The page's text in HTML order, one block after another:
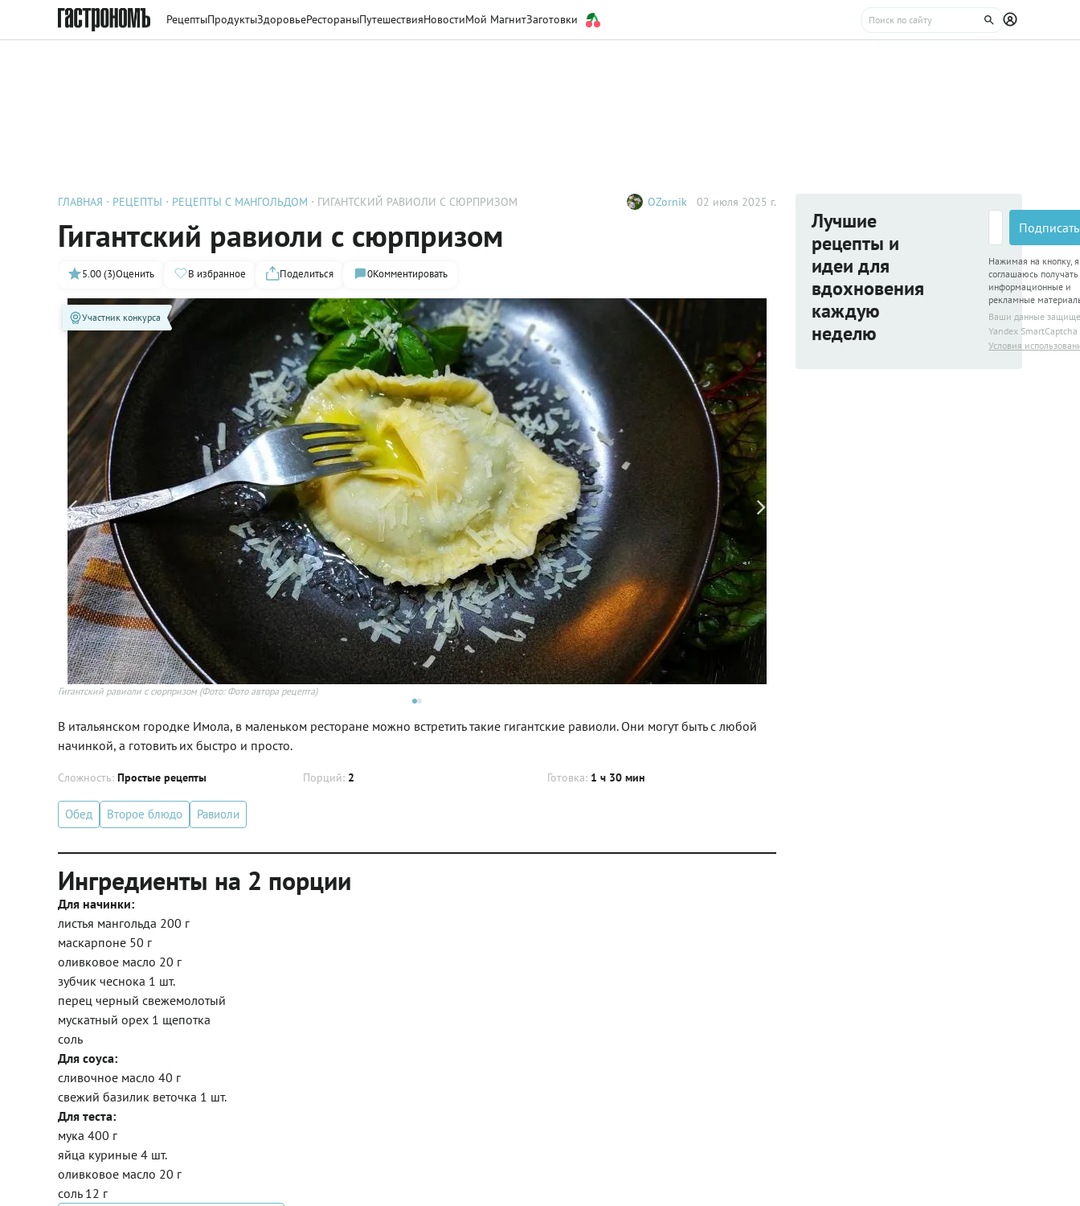
РецептыПродуктыЗдоровьеРестораныПутешествияНовостиМой МагнитЗаготовки
ГЛАВНАЯ РЕЦЕПТЫ РЕЦЕПТЫ С МАНГОЛЬДОМ ГИГАНТСКИЙ РАВИОЛИ С СЮРПРИЗОМ OZornik 02 июля 2025 г.
Гигантский равиоли с сюрпризом
5.00 (3)Оценить В избранное Поделиться 0Комментировать
Участник конкурса
Гигантский равиоли с сюрпризом (Фото: Фото автора рецепта)
В итальянском городке Имола, в маленьком ресторане можно встретить такие гигантские равиоли. Они могут быть с любой
начинкой, а готовить их быстро и просто.
Сложность: Простые рецепты Порций: 2 Готовка: 1 ч 30 мин
Обед Второе блюдо Равиоли
Ингредиенты на 2 порции
Для начинки:
листья мангольда 200 г
маскарпоне 50 г
оливковое масло 20 г
зубчик чеснока 1 шт.
перец черный свежемолотый
мускатный орех 1 щепотка
соль
Для соуса:
сливочное масло 40 г
свежий базилик веточка 1 шт.
Для теста:
мука 400 г
яйца куриные 4 шт.
оливковое масло 20 г
соль 12 г
Лучшие
рецепты и
идеи для
вдохновения
каждую
неделю
Нажимая на кнопку, я
соглашаюсь получать
информационные и
рекламные
Ваши данные
Yandex SmartCaptcha
Условия